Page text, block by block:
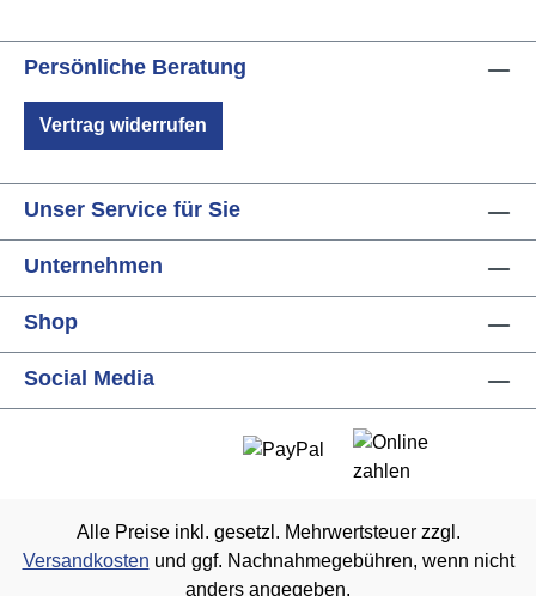
Persönliche Beratung
Vertrag widerrufen
Unser Service für Sie
Unternehmen
Shop
Social Media
Alle Preise inkl. gesetzl. Mehrwertsteuer zzgl.
Versandkosten und ggf. Nachnahmegebühren, wenn nicht
anders angegeben.